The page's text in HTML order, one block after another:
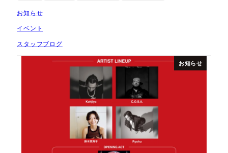
お知らせ
イベント
スタッフブログ
お知らせ